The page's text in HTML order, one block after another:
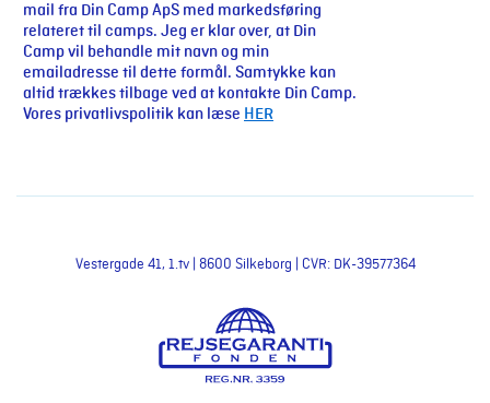
mail fra Din Camp ApS med markedsføring
relateret til camps. Jeg er klar over, at Din
Camp vil behandle mit navn og min
emailadresse til dette formål. Samtykke kan
altid trækkes tilbage ved at kontakte Din Camp.
Vores privatlivspolitik kan læse HER
Vestergade 41, 1.tv | 8600 Silkeborg | CVR: DK-39577364